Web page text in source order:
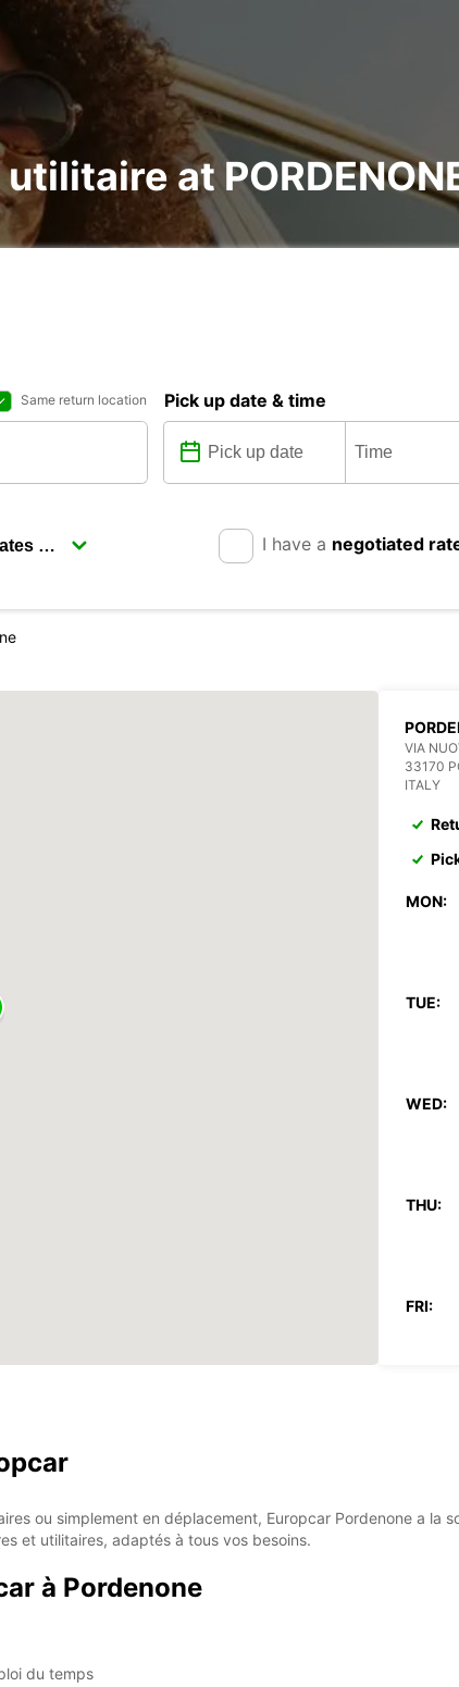
at
Same return location Pick up date & time
I have a negotiated
VIA
33170
ITALY
MON:
TUE:
WED:
THU:
FRI:
These
ou simplement en déplacement, Europcar Pordenone a la
et utilitaires, adaptés à tous vos besoins.
à Pordenone
du temps